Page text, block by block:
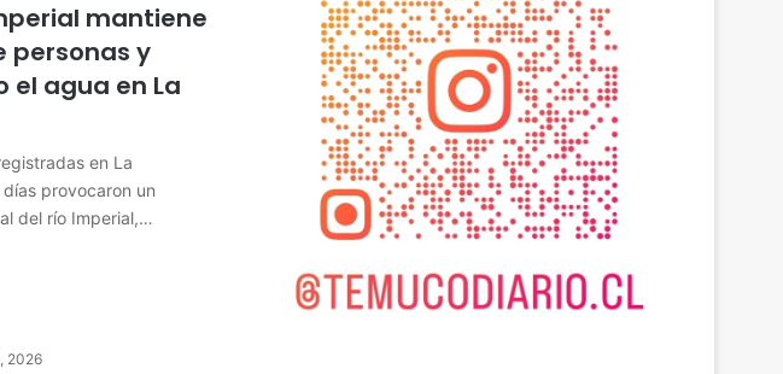
mantiene
personas y
el agua en La
en La
provocaron un
del río Imperial,…
2026